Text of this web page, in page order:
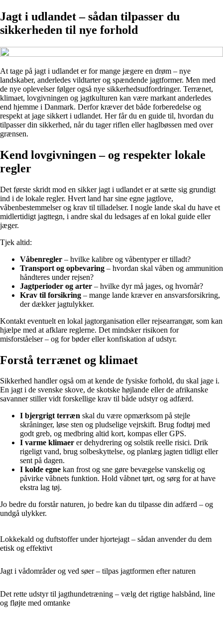
Jagt i udlandet – sådan tilpasser du
sikkerheden til nye forhold
At tage på jagt i udlandet er for mange jægere en drøm – nye
landskaber, anderledes vildtarter og spændende jagtformer. Men med
de nye oplevelser følger også nye sikkerhedsudfordringer. Terrænet,
klimaet, lovgivningen og jagtkulturen kan være markant anderledes
end hjemme i Danmark. Derfor kræver det både forberedelse og
respekt at jage sikkert i udlandet. Her får du en guide til, hvordan du
tilpasser din sikkerhed, når du tager riflen eller haglbøssen med over
grænsen.
Kend lovgivningen – og respekter lokale
regler
Det første skridt mod en sikker jagt i udlandet er at sætte sig grundigt
ind i de lokale regler. Hvert land har sine egne jagtlove,
våbenbestemmelser og krav til tilladelser. I nogle lande skal du have et
midlertidigt jagttegn, i andre skal du ledsages af en lokal guide eller
jæger.
Tjek altid:
Våbenregler – hvilke kalibre og våbentyper er tilladt?
Transport og opbevaring – hvordan skal våben og ammunition
håndteres under rejsen?
Jagtperioder og arter – hvilke dyr må jages, og hvornår?
Krav til forsikring – mange lande kræver en ansvarsforsikring,
der dækker jagtulykker.
Kontakt eventuelt en lokal jagtorganisation eller rejsearrangør, som kan
hjælpe med at afklare reglerne. Det mindsker risikoen for
misforståelser – og for bøder eller konfiskation af udstyr.
Forstå terrænet og klimaet
Sikkerhed handler også om at kende de fysiske forhold, du skal jage i.
En jagt i de svenske skove, de skotske højlande eller de afrikanske
savanner stiller vidt forskellige krav til både udstyr og adfærd.
I bjergrigt terræn skal du være opmærksom på stejle
skråninger, løse sten og pludselige vejrskift. Brug fodtøj med
godt greb, og medbring altid kort, kompas eller GPS.
I varme klimaer er dehydrering og solstik reelle risici. Drik
rigeligt vand, brug solbeskyttelse, og planlæg jagten tidligt eller
sent på dagen.
I kolde egne kan frost og sne gøre bevægelse vanskelig og
påvirke våbnets funktion. Hold våbnet tørt, og sørg for at have
ekstra lag tøj.
Jo bedre du forstår naturen, jo bedre kan du tilpasse din adfærd – og
undgå ulykker.
Lokkekald og duftstoffer under hjortejagt – sådan anvender du dem
etisk og effektivt
Jagt i vådområder og ved søer – tilpas jagtformen efter naturen
Det rette udstyr til jagthundetræning – vælg det rigtige halsbånd, line
og fløjte med omtanke